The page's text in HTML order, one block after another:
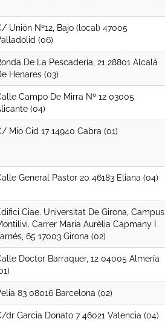
Unión Nº12, Bajo (local) 47005
(06)
De La Pescadería, 21 28801 Alcalá
Henares (03)
Campo De Mirra Nº 12 03005
(04)
Mio Cid 17 14940 Cabra (01)
General Pastor 20 46183 Eliana (04)
Ciae. Universitat De Girona, Campus
Carrer Maria Aurèlia Capmany I
65 17003 Girona (02)
Doctor Barraquer, 12 04005 Almería
83 08016 Barcelona (02)
dr Garcia Donato 7 46021 Valencia (04)